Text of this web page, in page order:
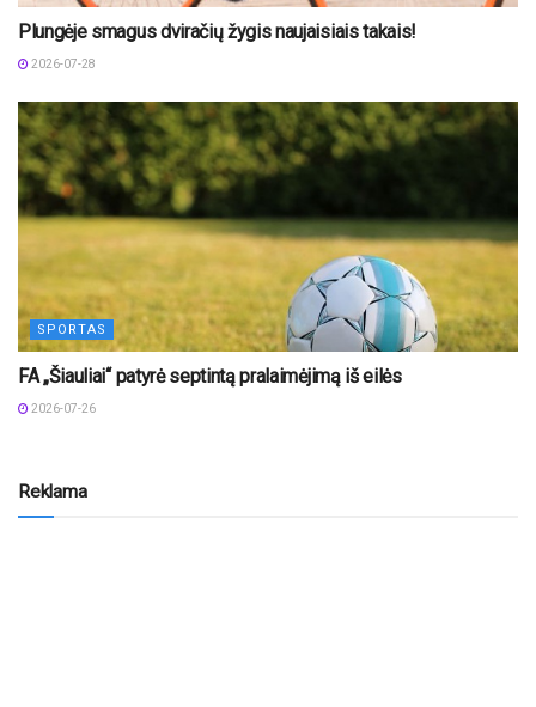
Plungėje smagus dviračių žygis naujaisiais takais!
2026-07-28
SPORTAS
FA „Šiauliai“ patyrė septintą pralaimėjimą iš eilės
2026-07-26
Reklama